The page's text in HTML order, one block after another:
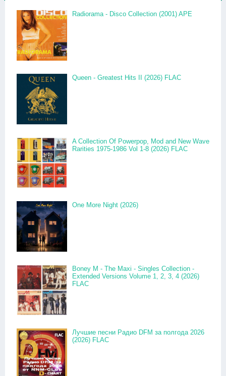
Radiorama - Disco Collection (2001) APE
Queen - Greatest Hits II (2026) FLAC
A Collection Of Powerpop, Mod and New Wave
Rarities 1975-1986 Vol 1-8 (2026) FLAC
One More Night (2026)
Boney M - The Maxi - Singles Collection -
Extended Versions Volume 1, 2, 3, 4 (2026)
FLAC
Лучшие песни Радио DFM за полгода 2026
(2026) FLAC